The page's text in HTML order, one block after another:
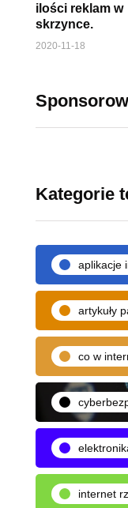
ilości reklam w
skrzynce.
2020-11-18
Kategorie
aplikacje
artykuły
co w
internet